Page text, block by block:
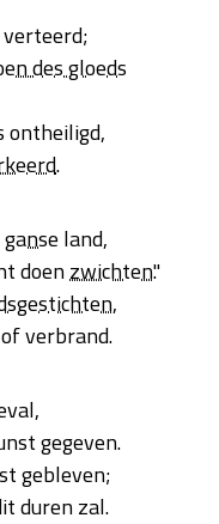
des gloeds
ontheiligd,
.
ganse land,
doenzwichten."
,
verbrand.
gegeven.
gebleven;
duren zal.